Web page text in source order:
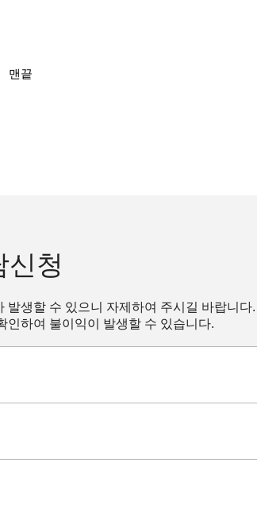
맨끝
신청
발생할 수 있으니 자제하여 주시길 바랍니다.
인하여 불이익이 발생할 수 있습니다.